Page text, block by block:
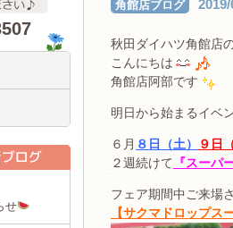
角館店ブログ 2019/
秋田ダイハツ角館店
こんにちは
角館店阿部です
明日から始まるイベ
６月 ８日（土） ９日
２週続けて 『スーパ
フェア期間中ご来場
【サクマドロップス
せ